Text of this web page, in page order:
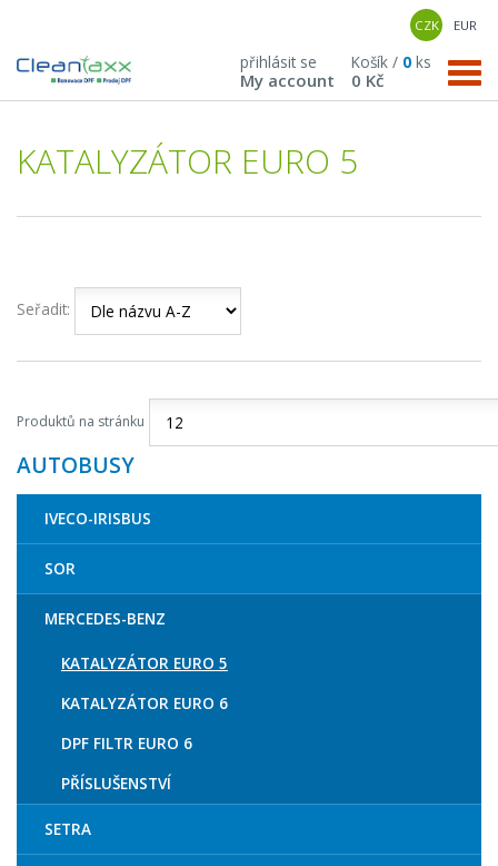
CZK EUR
přihlásit se
My account
Košík / 0 ks
0 Kč
KATALYZÁTOR EURO 5
Seřadit:
Produktů na stránku
AUTOBUSY
IVECO-IRISBUS
SOR
MERCEDES-BENZ
KATALYZÁTOR EURO 5
KATALYZÁTOR EURO 6
DPF FILTR EURO 6
PŘÍSLUŠENSTVÍ
SETRA